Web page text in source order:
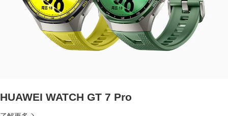
HUAWEI WATCH GT 7 Pro